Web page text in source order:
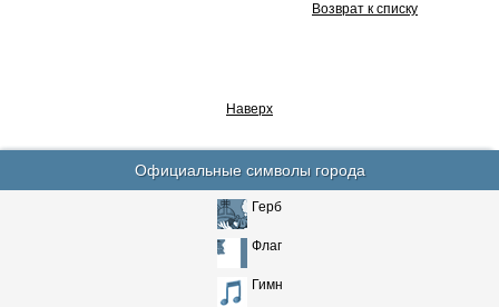
Возврат к списку
Наверх
Официальные символы города
Герб
Флаг
Гимн